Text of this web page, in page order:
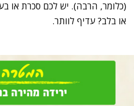
(כלומר, הרבה). יש לכם סכרת או
או בלב? עדיף לוותר.